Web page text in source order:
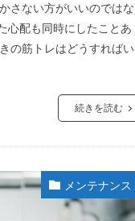
さない方がいいのではな
心配も同時にしたことあ
の筋トレはどうすればい
続きを読む
メンテナンス